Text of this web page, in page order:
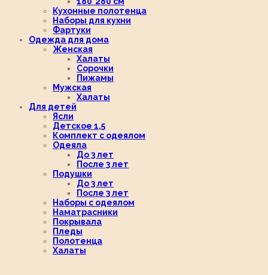
Кухонные полотенца
Наборы для кухни
Фартуки
Одежда для дома
Женская
Халаты
Сорочки
Пижамы
Мужская
Халаты
Для детей
Ясли
Детское 1,5
Комплект с одеялом
Одеяла
До 3 лет
После 3 лет
Подушки
До 3 лет
После 3 лет
Наборы с одеялом
Наматрасники
Покрывала
Пледы
Полотенца
Халаты